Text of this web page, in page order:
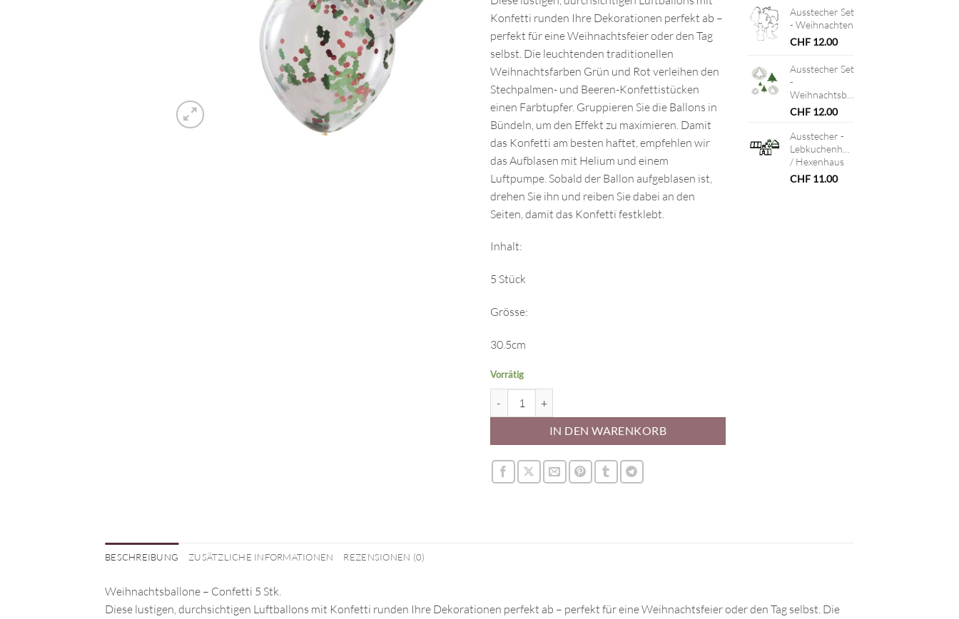
Konfetti runden Ihre Dekorationen perfekt ab –
perfekt für eine Weihnachtsfeier oder den Tag
selbst. Die leuchtenden traditionellen
Weihnachtsfarben Grün und Rot verleihen den
Stechpalmen- und Beeren-Konfettistücken
einen Farbtupfer. Gruppieren Sie die Ballons in
Bündeln, um den Effekt zu maximieren. Damit
das Konfetti am besten haftet, empfehlen wir
das Aufblasen mit Helium und einem
Luftpumpe. Sobald der Ballon aufgeblasen ist,
drehen Sie ihn und reiben Sie dabei an den
Seiten, damit das Konfetti festklebt.
Inhalt:
5 Stück
Grösse:
30.5cm
Vorrätig
IN DEN WARENKORB
Ausstecher Set
- Weihnachten
CHF 12.00
Ausstecher Set
-
Weihnachtsbäume
CHF 12.00
Ausstecher -
Lebkuchenhaus
/ Hexenhaus
CHF 11.00
BESCHREIBUNG ZUSÄTZLICHE INFORMATIONEN REZENSIONEN (0)
Weihnachtsballone – Confetti 5 Stk.
Diese lustigen, durchsichtigen Luftballons mit Konfetti runden Ihre Dekorationen perfekt ab – perfekt für eine Weihnachtsfeier oder den Tag selbst. Die